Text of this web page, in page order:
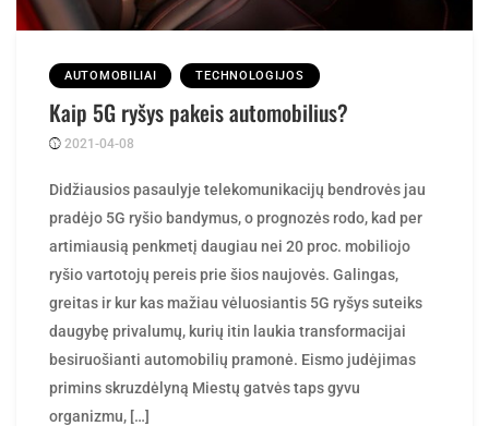
AUTOMOBILIAI TECHNOLOGIJOS
Kaip 5G ryšys pakeis automobilius?
2021-04-08
Didžiausios pasaulyje telekomunikacijų bendrovės jau
pradėjo 5G ryšio bandymus, o prognozės rodo, kad per
artimiausią penkmetį daugiau nei 20 proc. mobiliojo
ryšio vartotojų pereis prie šios naujovės. Galingas,
greitas ir kur kas mažiau vėluosiantis 5G ryšys suteiks
daugybę privalumų, kurių itin laukia transformacijai
besiruošianti automobilių pramonė. Eismo judėjimas
primins skruzdėlyną Miestų gatvės taps gyvu
organizmu, […]